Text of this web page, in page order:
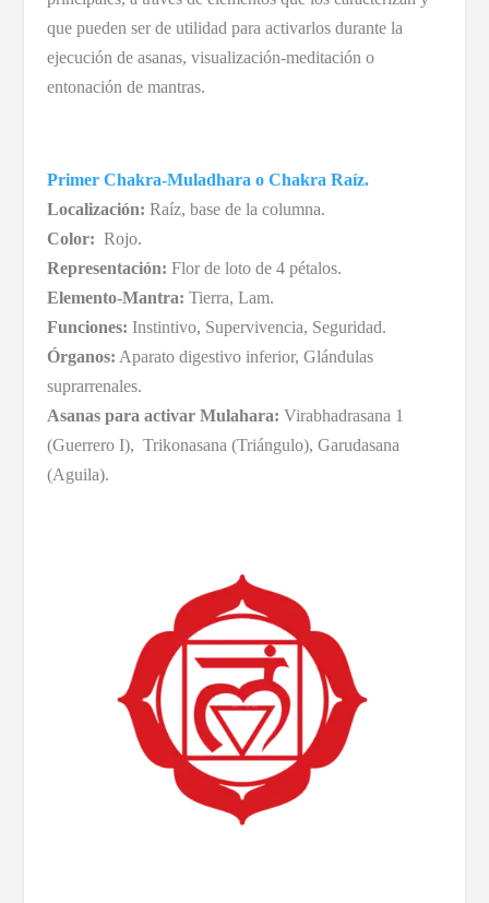
que pueden ser de utilidad para activarlos durante la
ejecución de asanas, visualización-meditación o
entonación de mantras.
Primer Chakra-Muladhara o Chakra Raíz.
Localización: Raíz, base de la columna.
Color: Rojo.
Representación: Flor de loto de 4 pétalos.
Elemento-Mantra: Tierra, Lam.
Funciones: Instintivo, Supervivencia, Seguridad.
Órganos: Aparato digestivo inferior, Glándulas
suprarrenales.
Asanas para activar Mulahara: Virabhadrasana 1
(Guerrero I), Trikonasana (Triángulo), Garudasana
(Aguila).